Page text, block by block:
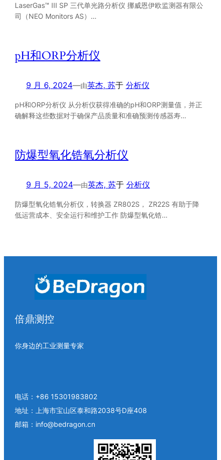
LaserGas™ III SP 三代单光路分析仪 挪威恩伊欧监测器有限公
司（NEO Monitors AS）…
pH和ORP分析仪
9 月 6, 2024—由英杰, 苏于 分析仪
pH和ORP分析仪 从分析仪获得准确的pH和ORP测量值，并正
确解释这些数据对于确保产品质量和准确预测传感器寿…
防爆型氧化锆氧分析仪
9 月 5, 2024—由英杰, 苏于 分析仪
防爆型氧化锆氧分析仪，转换器 ZR802S， ZR22S 有助于降
低运营成本、安全运行和维护工作 防爆型氧化锆…
倍鼎测控
你身边的工业测量专家
电话：+86 15301983802
地址：上海市宝山区泰和路2038号D座408
邮箱：info@bedragon.cn